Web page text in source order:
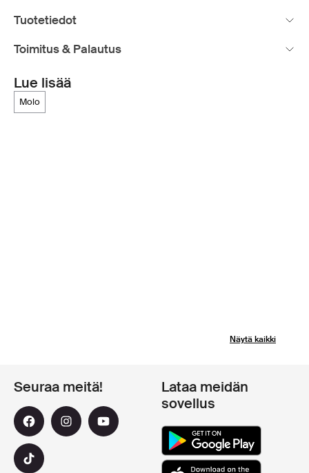
Tuotetiedot
Toimitus & Palautus
Lue lisää
molo
Näytä kaikki
Seuraa meitä!
Lataa meidän
sovellus